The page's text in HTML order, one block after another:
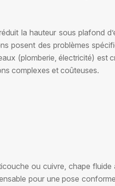
la hauteur sous plafond
posent des problèmes
(plomberie, électricité) est
complexes et coûteuses.
ou cuivre, chape
pour une pose